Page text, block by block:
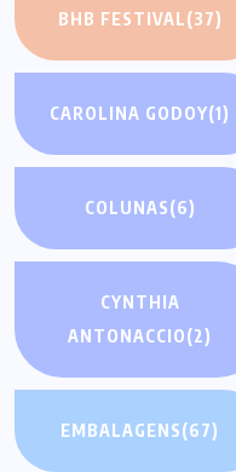
BHB FESTIVAL(37)
CAROLINA GODOY(1)
COLUNAS(6)
CYNTHIA
ANTONACCIO(2)
EMBALAGENS(67)